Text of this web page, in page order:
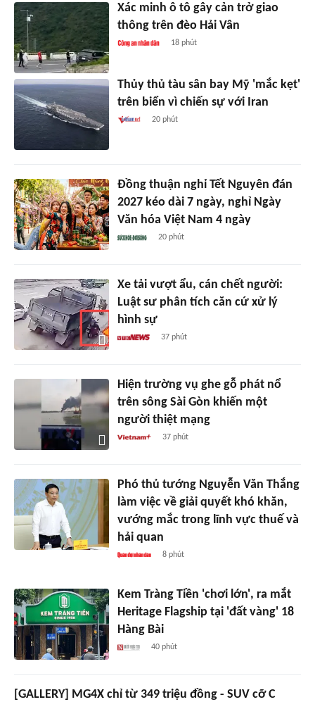
Xác minh ô tô gây cản trở giao
thông trên đèo Hải Vân
18 phút
Thủy thủ tàu sân bay Mỹ 'mắc kẹt'
trên biển vì chiến sự với Iran
20 phút
Đồng thuận nghỉ Tết Nguyên đán
2027 kéo dài 7 ngày, nghỉ Ngày
Văn hóa Việt Nam 4 ngày
20 phút
Xe tải vượt ẩu, cán chết người:
Luật sư phân tích căn cứ xử lý
hình sự
37 phút
Hiện trường vụ ghe gỗ phát nổ
trên sông Sài Gòn khiến một
người thiệt mạng
37 phút
Phó thủ tướng Nguyễn Văn Thắng
làm việc về giải quyết khó khăn,
vướng mắc trong lĩnh vực thuế và
hải quan
8 phút
Kem Tràng Tiền 'chơi lớn', ra mắt
Heritage Flagship tại 'đất vàng' 18
Hàng Bài
40 phút
[GALLERY] MG4X chỉ từ 349 triệu đồng - SUV cỡ C